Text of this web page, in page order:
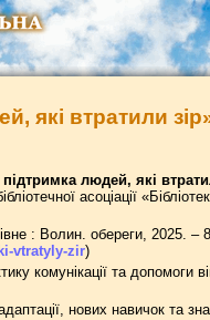
які втратили
людей, які
асоціації
: Волин. обереги, 2025. –
vtratyly-zir)
комунікації та допомоги
нових навичок та